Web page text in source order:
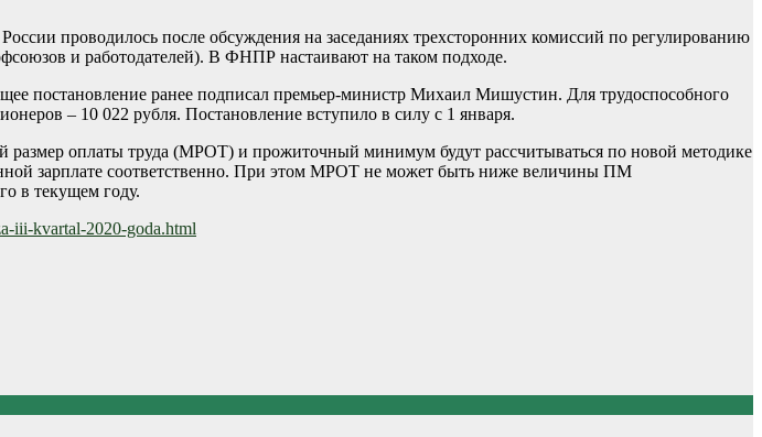
проводилось после обсуждения на заседаниях трехсторонних комиссий по регулированию
и работодателей). В ФНПР настаивают на таком подходе.
постановление ранее подписал премьер-министр Михаил Мишустин. Для трудоспособного
– 10 022 рубля. Постановление вступило в силу с 1 января.
оплаты труда (МРОТ) и прожиточный минимум будут рассчитываться по новой методике
зарплате соответственно. При этом МРОТ не может быть ниже величины ПМ
в текущем году.
iii-kvartal-2020-goda.html